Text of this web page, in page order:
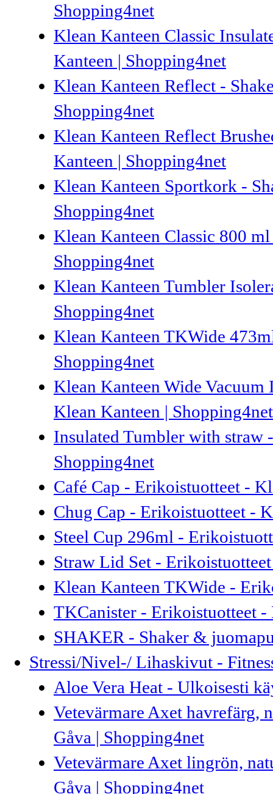
Shopping4net
Klean Kanteen Classic
Kanteen | Shopping4net
Klean Kanteen Reflect -
Shopping4net
Klean Kanteen Reflect
Kanteen | Shopping4net
Klean Kanteen Sportkork -
Shopping4net
Klean Kanteen Classic 800
Shopping4net
Klean Kanteen Tumbler
Shopping4net
Klean Kanteen TKWide
Shopping4net
Klean Kanteen Wide
Klean Kanteen | Shopping4net
Insulated Tumbler with straw
Shopping4net
Café Cap - Erikoistuotteet -
Chug Cap - Erikoistuotteet -
Steel Cup 296ml -
Straw Lid Set -
Klean Kanteen TKWide -
TKCanister - Erikoistuotteet -
SHAKER - Shaker &
Stressi/Nivel-/ Lihaskivut -
Aloe Vera Heat - Ulkoisesti
Vetevärmare Axet havrefärg,
Gåva | Shopping4net
Vetevärmare Axet lingrön,
Gåva | Shopping4net